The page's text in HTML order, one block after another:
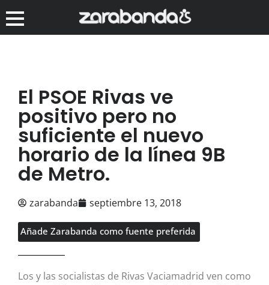
El PSOE Rivas ve
positivo pero no
suficiente el nuevo
horario de la línea 9B
de Metro.
zarabanda septiembre 13, 2018
Añade Zarabanda como fuente preferida
Los y las socialistas de Rivas Vaciamadrid ven como